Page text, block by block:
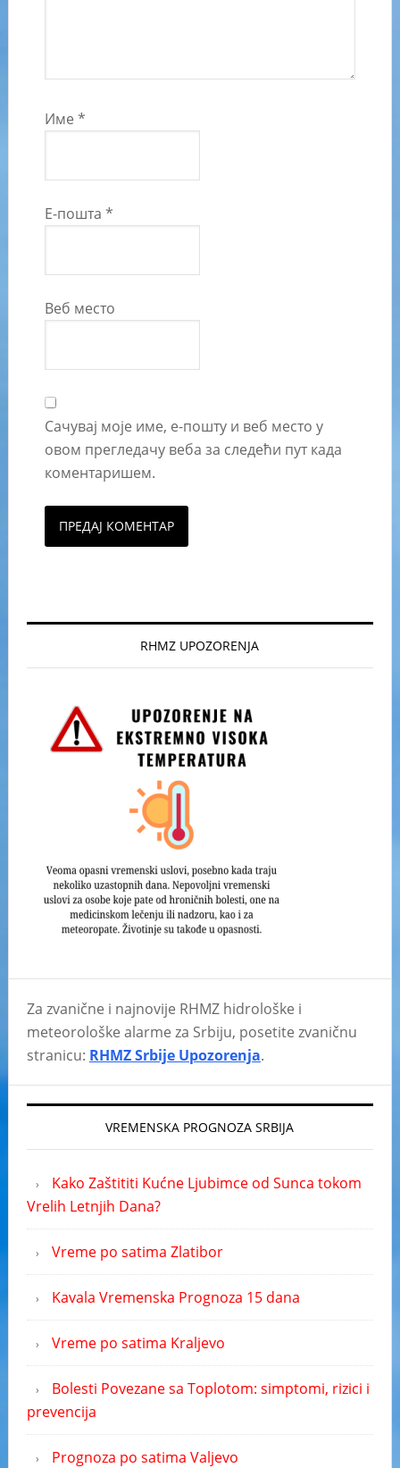
Име *
Е-пошта *
Веб место
Сачувај моје име, е-пошту и веб место у
овом прегледачу веба за следећи пут када
коментаришем.
RHMZ UPOZORENJA
Za zvanične i najnovije RHMZ hidrološke i
meteorološke alarme za Srbiju, posetite zvaničnu
stranicu: RHMZ Srbije Upozorenja.
VREMENSKA PROGNOZA SRBIJA
Kako Zaštititi Kućne Ljubimce od Sunca tokom
Vrelih Letnjih Dana?
Vreme po satima Zlatibor
Kavala Vremenska Prognoza 15 dana
Vreme po satima Kraljevo
Bolesti Povezane sa Toplotom: simptomi, rizici i
prevencija
Prognoza po satima Valjevo